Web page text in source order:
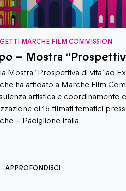
MARCHE FILM COMMISSION
– Mostra
Mostra “Prospettiva di vita” ad
ha affidato a Marche Film
artistica e coordinamento
di 15 filmati tematici
– Padiglione Italia.
APPROFONDISCI